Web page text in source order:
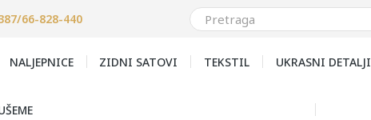
66-828-440
NALJEPNICE ZIDNI SATOVI TEKSTIL UKRASNI DETALJI